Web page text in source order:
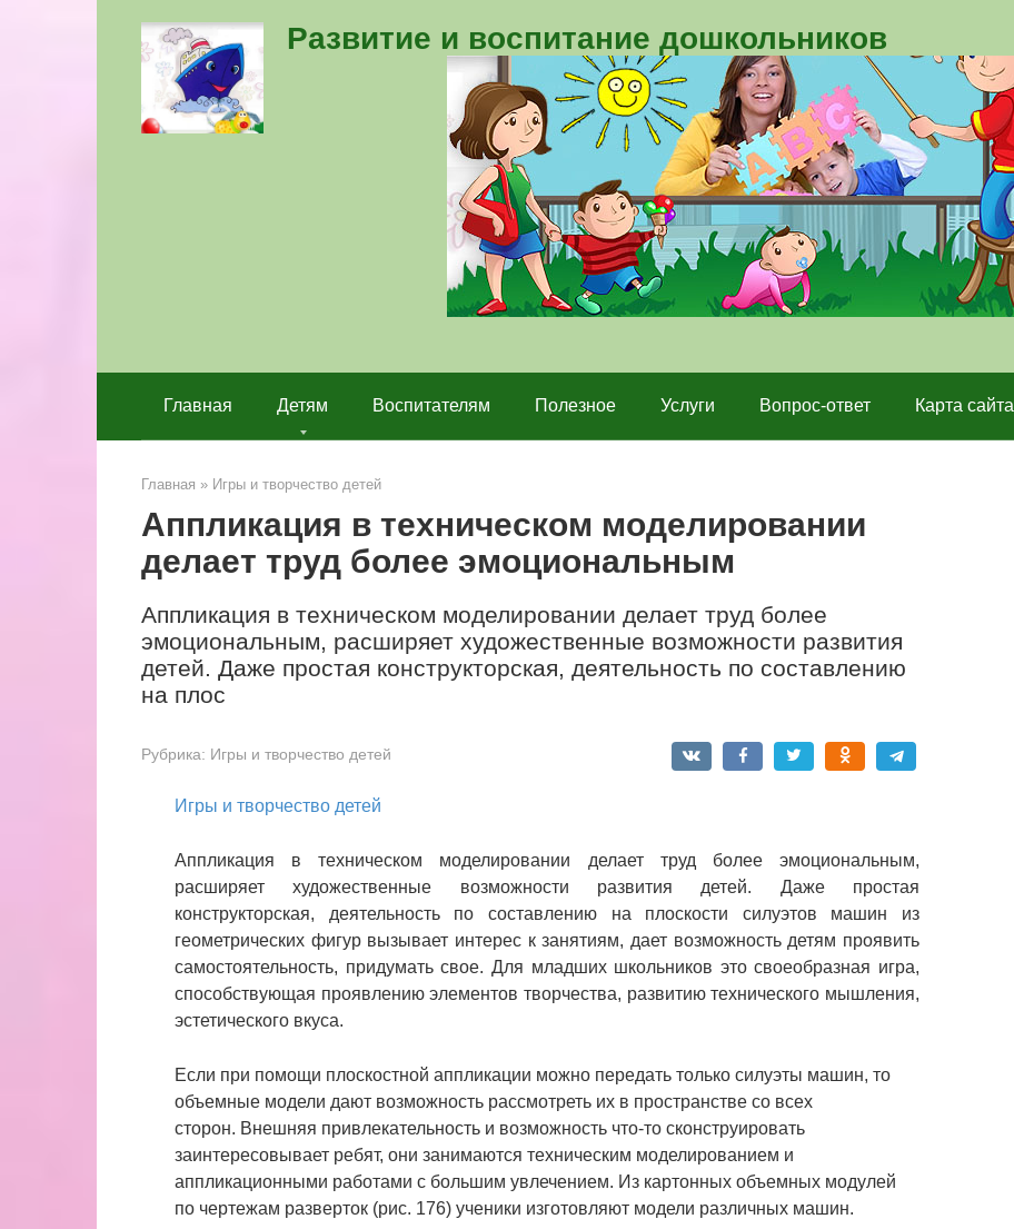
Развитие и воспитание дошкольников
Главная Детям Воспитателям Полезное Услуги Вопрос-ответ Карта сайта
Главная » Игры и творчество детей
Аппликация в техническом моделировании
делает труд более эмоциональным
Аппликация в техническом моделировании делает труд более
эмоциональным, расширяет художественные возможности развития
детей. Даже простая конструкторская, деятельность по составлению
на плос
Рубрика: Игры и творчество детей
Игры и творчество детей
Аппликация в техническом моделировании делает труд более эмоциональным,
расширяет художественные возможности развития детей. Даже простая
конструкторская, деятельность по составлению на плоскости силуэтов машин из
геометрических фигур вызывает интерес к занятиям, дает возможность детям проявить
самостоятельность, придумать свое. Для младших школьников это своеобразная игра,
способствующая проявлению элементов творчества, развитию технического мышления,
эстетического вкуса.
Если при помощи плоскостной аппликации можно передать только силуэты машин, то
объемные модели дают возможность рассмотреть их в пространстве со всех
сторон. Внешняя привлекательность и возможность что-то сконструировать
заинтересовывает ребят, они занимаются техническим моделированием и
аппликационными работами с большим увлечением. Из картонных объемных модулей
по чертежам разверток (рис. 176) ученики изготовляют модели различных машин.